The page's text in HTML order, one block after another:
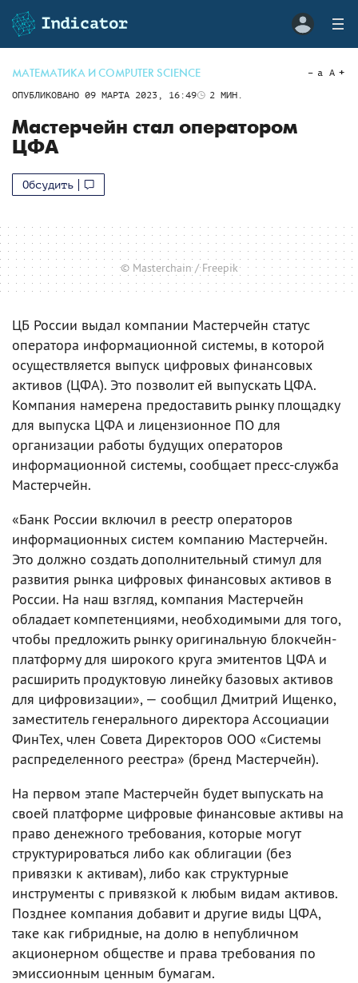
МАТЕМАТИКА И COMPUTER SCIENCE
ОПУБЛИКОВАНО 09 МАРТА 2023, 16:49 2 МИН.
a A
Мастерчейн стал оператором
ЦФА
Обсудить
© Masterchain / Freepik
ЦБ России выдал компании Мастерчейн статус
оператора информационной системы, в которой
осуществляется выпуск цифровых финансовых
активов (ЦФА). Это позволит ей выпускать ЦФА.
Компания намерена предоставить рынку площадку
для выпуска ЦФА и лицензионное ПО для
организации работы будущих операторов
информационной системы, сообщает пресс-служба
Мастерчейн.
«Банк России включил в реестр операторов
информационных систем компанию Мастерчейн.
Это должно создать дополнительный стимул для
развития рынка цифровых финансовых активов в
России. На наш взгляд, компания Мастерчейн
обладает компетенциями, необходимыми для того,
чтобы предложить рынку оригинальную блокчейн-
платформу для широкого круга эмитентов ЦФА и
расширить продуктовую линейку базовых активов
для цифровизации», — сообщил Дмитрий Ищенко,
заместитель генерального директора Ассоциации
ФинТех, член Совета Директоров ООО «Системы
распределенного реестра» (бренд Мастерчейн).
На первом этапе Мастерчейн будет выпускать на
своей платформе цифровые финансовые активы на
право денежного требования, которые могут
структурироваться либо как облигации (без
привязки к активам), либо как структурные
инструменты с привязкой к любым видам активов.
Позднее компания добавит и другие виды ЦФА,
таке как гибридные, на долю в непубличном
акционерном обществе и права требования по
эмиссионным ценным бумагам.